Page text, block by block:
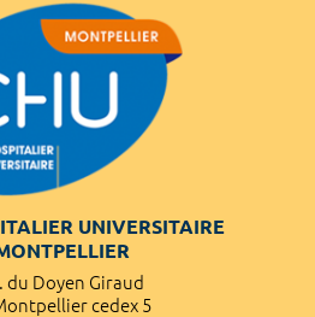
UNIVERSITAIRE
du Doyen Giraud
cedex 5